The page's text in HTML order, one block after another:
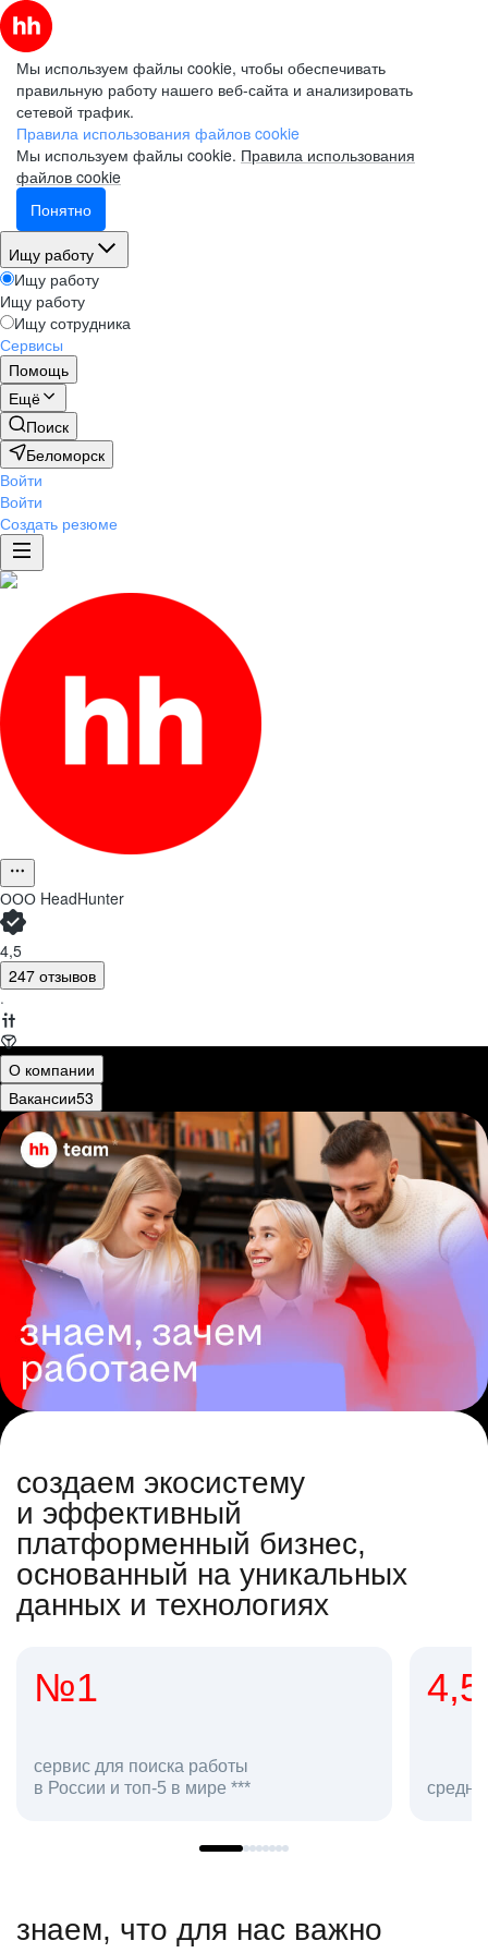
Мы используем файлы cookie, чтобы обеспечивать
правильную работу нашего веб-сайта и анализировать
сетевой трафик.
Правила использования файлов cookie
Мы используем файлы cookie. Правила использования
файлов cookie
Понятно
Ищу работу
Ищу работу
Ищу работу
Ищу сотрудника
Сервисы
Помощь
Ещё
Поиск
Беломорск
Войти
Войти
Создать резюме
ООО HeadHunter
4,5
247 отзывов
·
О компании
Вакансии53
создаем экосистему
и эффективный
платформенный бизнес,
основанный на уникальных
данных и технологиях
4,5
средняя оценка hh.ru как работодателя **
в
знаем, что для нас важно